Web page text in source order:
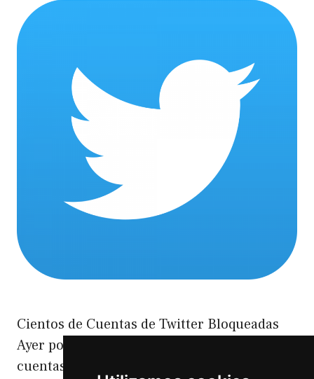
Cientos de Cuentas de Twitter Bloqueadas
Ayer por la noche (10 de febrero) cientos de
cuentas aparecían con el siguiente mensajes